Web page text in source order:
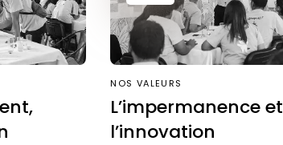
NOS VALEURS
L’impermanence et
l’innovation